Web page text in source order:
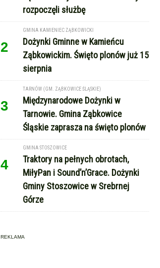
rozpoczęli służbę
2
GMINA KAMIENIEC ZĄBKOWICKI
Dożynki Gminne w Kamieńcu
Ząbkowickim. Święto plonów już 15
sierpnia
3
TARNÓW (GM. ZĄBKOWICE ŚLĄSKIE)
Międzynarodowe Dożynki w
Tarnowie. Gmina Ząbkowice
Śląskie zaprasza na święto plonów
4
GMINA STOSZOWICE
Traktory na pełnych obrotach,
MiłyPan i Sound’n’Grace. Dożynki
Gminy Stoszowice w Srebrnej
Górze
REKLAMA